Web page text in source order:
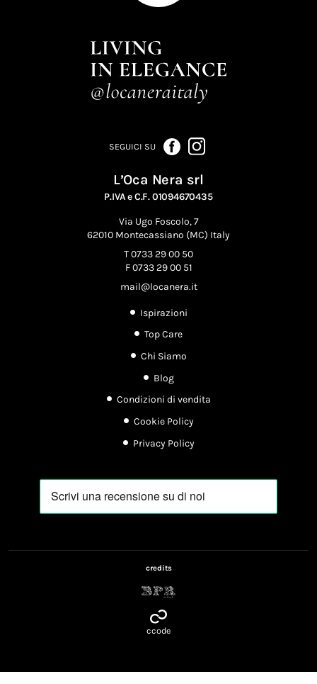
SEGUICI SU
L’Oca Nera srl
P.IVA e C.F. 01094670435
Via Ugo Foscolo, 7
62010 Montecassiano (MC) Italy
T 0733 29 00 50
F 0733 29 00 51
mail@locanera.it
Ispirazioni
Top Care
Chi Siamo
Blog
Condizioni di vendita
Cookie Policy
Privacy Policy
credits
ccode(apre in nuova scheda)